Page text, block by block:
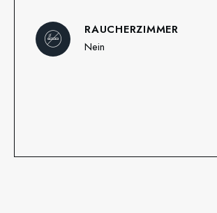
RAUCHERZIMMER
Nein